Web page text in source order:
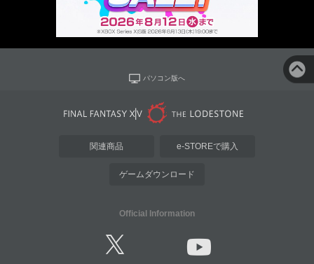
パソコン版へ
関連商品 e-STOREで購入
ゲームダウンロード
Official Information